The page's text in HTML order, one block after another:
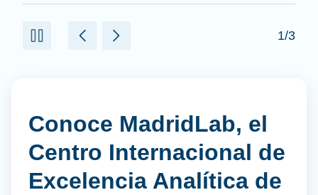
1/3
Conoce MadridLab, el
Centro Internacional de
Excelencia Analítica de